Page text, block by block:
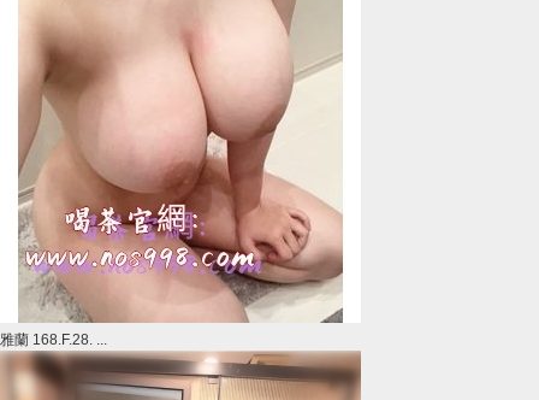
雅蘭 168.F.28. ...